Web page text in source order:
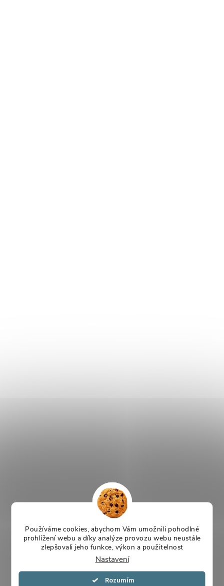
Používáme cookies, abychom Vám umožnili pohodlné
prohlížení webu a díky analýze provozu webu neustále
zlepšovali jeho funkce, výkon a použitelnost
Nastavení
Souhlasím